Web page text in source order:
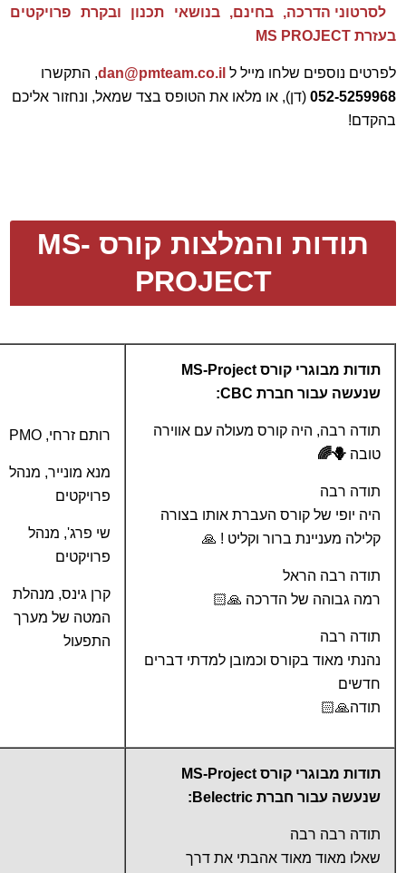
לסרטוני הדרכה, בחינם, בנושאי תכנון ובקרת פרויקטים
בעזרת MS PROJECT
לפרטים נוספים שלחו מייל ל dan@pmteam.co.il, התקשרו
052-5259968 (דן), או מלאו את הטופס בצד שמאל, ונחזור אליכם
בהקדם!
תודות והמלצות קורס MS-
PROJECT
תודות מבוגרי קורס MS-Project
שנעשה עבור חברת CBC:
תודה רבה, היה קורס מעולה עם אווירה
טובה 🪻🌈
תודה רבה
היה יופי של קורס העברת אותו בצורה
קלילה מעניינת ברור וקליט ! 🙏
תודה רבה הראל
רמה גבוהה של הדרכה 🙏🏻
תודה רבה
נהנתי מאוד בקורס וכמובן למדתי דברים
חדשים
תודה🙏🏻
רותם זרחי, PMO
מנא מונייר, מנהל
פרויקטים
שי פרג', מנהל
פרויקטים
קרן גינס, מנהלת
המטה של מערך
התפעול
תודות מבוגרי קורס MS-Project
שנעשה עבור חברת Belectric:
תודה רבה רבה
שאלו מאוד מאוד אהבתי את דרך